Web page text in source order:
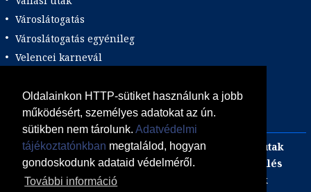
Oldalainkon HTTP-sütiket használunk a jobb
működésért, személyes adatokat az ún.
sütikben nem tárolunk. Adatvédelmi
tájékoztatónkban megtalálod, hogyan
gondoskodunk adataid védelméről.
További információ
Városlátogatás
Városlátogatás egyénileg
Velencei karnevál
Wellness
Zene tematika
Adults only Incentive
Szilveszteri egzotikus utak
Adventi utak
focijegy + szállás
Kombinált üdülés
Akciós Egzotikum
Gasztro utak
Luxushotelek